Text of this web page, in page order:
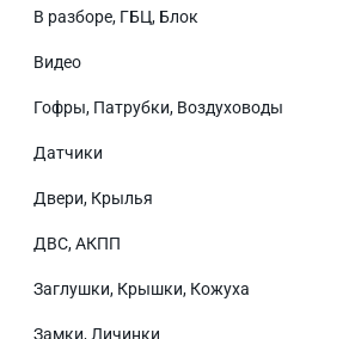
В разборе, ГБЦ, Блок
Видео
Гофры, Патрубки, Воздуховоды
Датчики
Двери, Крылья
ДВС, АКПП
Заглушки, Крышки, Кожуха
Замки, Личинки